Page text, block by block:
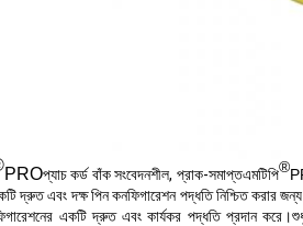
PROপ্যাচ কর্ড বাঁক সংবেদনশীল, প্রাক-সমাপ্তএমটিপি®
দ্রুত এবং দক্ষ পিন কনফিগারেশন পদ্ধতি নিশ্চিত করার
একটি দ্রুত এবং কার্যকর পদ্ধতি প্রদান